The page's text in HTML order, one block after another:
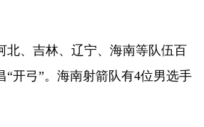
、吉林、辽宁、海南等队伍百
“开弓”。海南射箭队有4位男选手